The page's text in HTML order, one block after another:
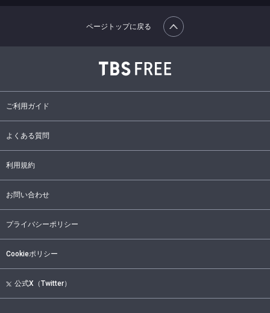
ご利用ガイド
よくある質問
利用規約
お問い合わせ
プライバシーポリシー
Cookieポリシー
公式X（Twitter）
ページトップに戻る